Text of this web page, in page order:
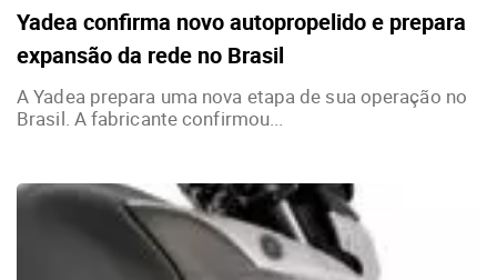
Yadea confirma novo autopropelido e prepara
expansão da rede no Brasil
A Yadea prepara uma nova etapa de sua operação no
Brasil. A fabricante confirmou...